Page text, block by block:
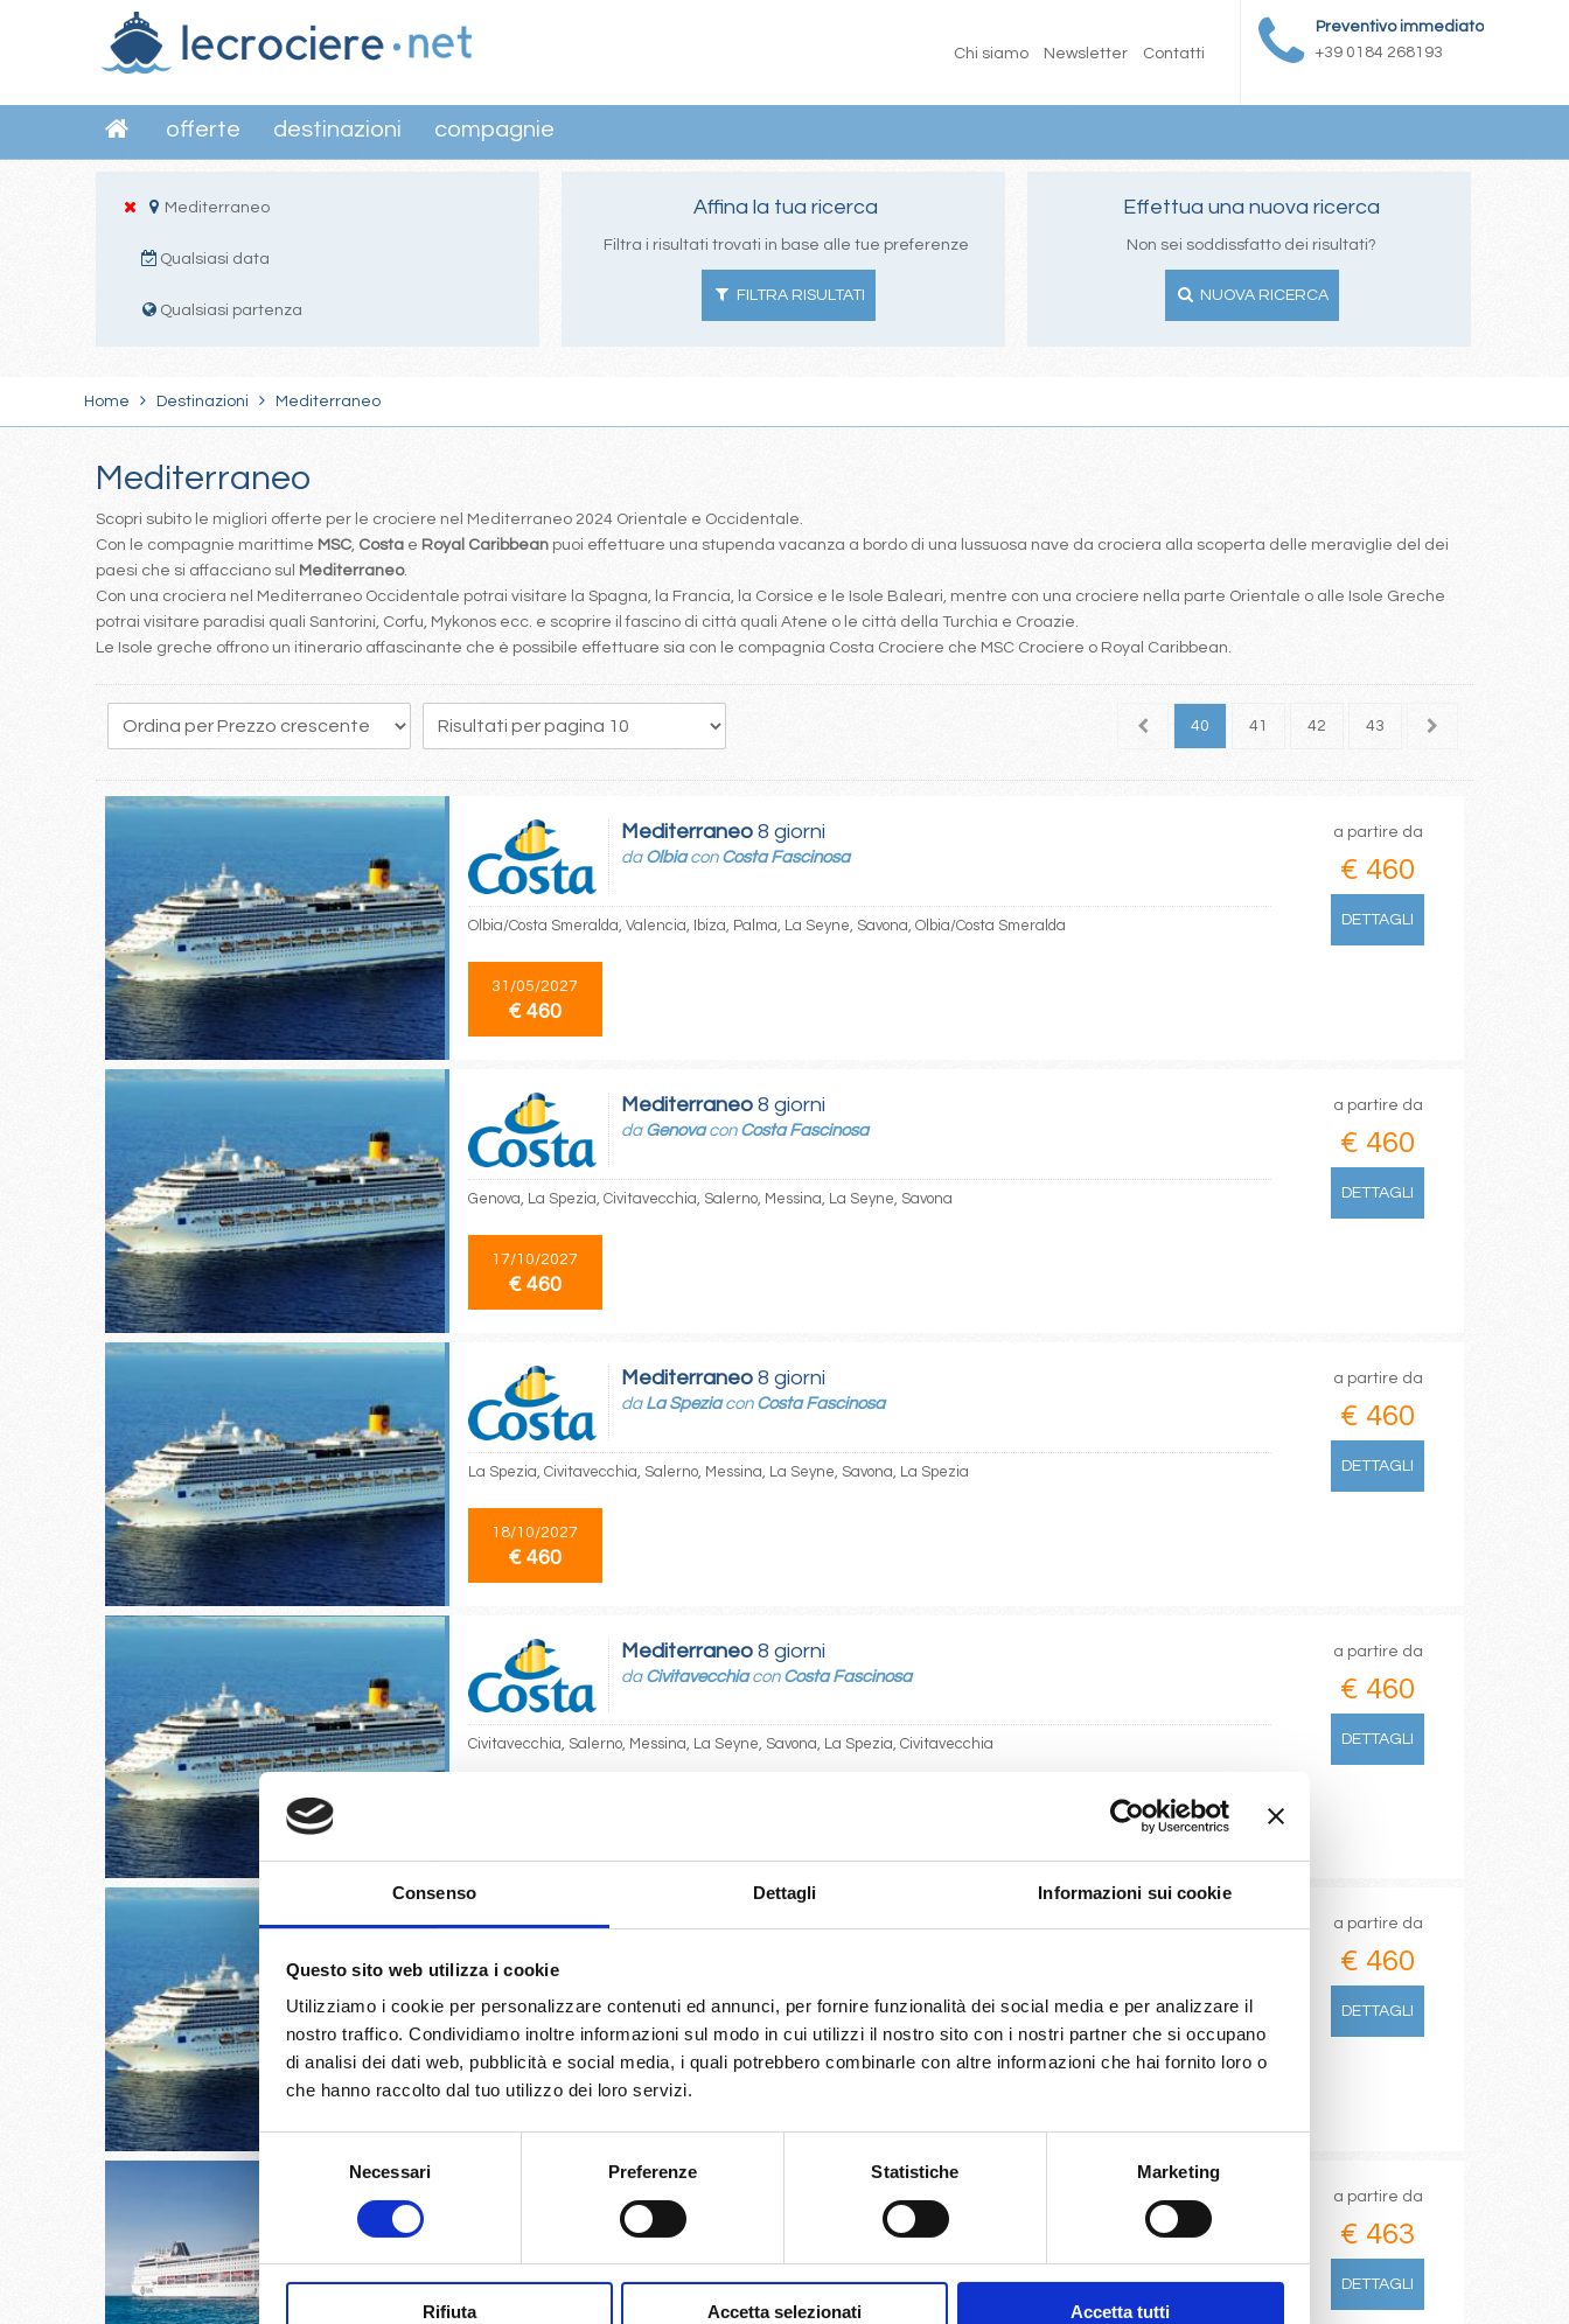
Consenso Dettagli Informazioni sui cookie
Questo sito web utilizza i cookie
Utilizziamo i cookie per personalizzare contenuti ed annunci, per fornire funzionalità dei social media e per analizzare il
nostro traffico. Condividiamo inoltre informazioni sul modo in cui utilizzi il nostro sito con i nostri partner che si occupano
di analisi dei dati web, pubblicità e social media, i quali potrebbero combinarle con altre informazioni che hai fornito loro o
che hanno raccolto dal tuo utilizzo dei loro servizi.
Selezione
Necessari Preferenze Statistiche Marketing
Rifiuta Accetta selezionati Accetta tutti
Preventivo immediato
+39 0184 268193
Chi siamo Newsletter Contatti
offerte destinazioni compagnie
Mediterraneo
Qualsiasi data
Qualsiasi partenza
Affina la tua ricerca
Filtra i risultati trovati in base alle tue preferenze
FILTRA RISULTATI
Effettua una nuova ricerca
Non sei soddissfatto dei risultati?
NUOVA RICERCA
Home Destinazioni Mediterraneo
Mediterraneo
Scopri subito le migliori offerte per le crociere nel Mediterraneo 2024 Orientale e Occidentale.
Con le compagnie marittime MSC, Costa e Royal Caribbean puoi effettuare una stupenda vacanza a bordo di una lussuosa nave da crociera alla scoperta delle meraviglie del dei
paesi che si affacciano sul
Mediterraneo.
Con una crociera nel Mediterraneo Occidentale potrai visitare la Spagna, la Francia, la Corsice e le Isole Baleari, mentre con una crociere nella parte Orientale o alle Isole Greche
potrai visitare paradisi quali Santorini, Corfu, Mykonos ecc. e scoprire il fascino di città quali Atene o le città della Turchia e Croazie.
Le Isole greche offrono un itinerario affascinante che è possibile effettuare sia con le compagnia Costa Crociere che MSC Crociere o Royal Caribbean.
22 23 24 25 27 28 29 30 39 40 41 42 43 44
Mediterraneo 8 giorni
da Olbiacon Costa Fascinosa
Olbia/Costa Smeralda, Valencia, Ibiza, Palma, La Seyne, Savona, Olbia/Costa Smeralda
31/05/2027
€ 460
a partire da
€ 460
DETTAGLI
Mediterraneo 8 giorni
da Genovacon Costa Fascinosa
Genova, La Spezia, Civitavecchia, Salerno, Messina, La Seyne, Savona
17/10/2027
€ 460
a partire da
€ 460
DETTAGLI
Mediterraneo 8 giorni
da La Speziacon Costa Fascinosa
La Spezia, Civitavecchia, Salerno, Messina, La Seyne, Savona, La Spezia
18/10/2027
€ 460
a partire da
€ 460
DETTAGLI
Mediterraneo 8 giorni
da Civitavecchiacon Costa Fascinosa
Civitavecchia, Salerno, Messina, La Seyne, Savona, La Spezia, Civitavecchia
a partire da
€ 460
DETTAGLI
Mediterraneo8 giorni
Salerno, Messina, La Seyne, Savona, La Spezia, Civitavecchia, Salerno
€ 460
a partire da
€ 460
DETTAGLI
Mediterraneo
da Genova
a partire da
€ 463
DETTAGLI